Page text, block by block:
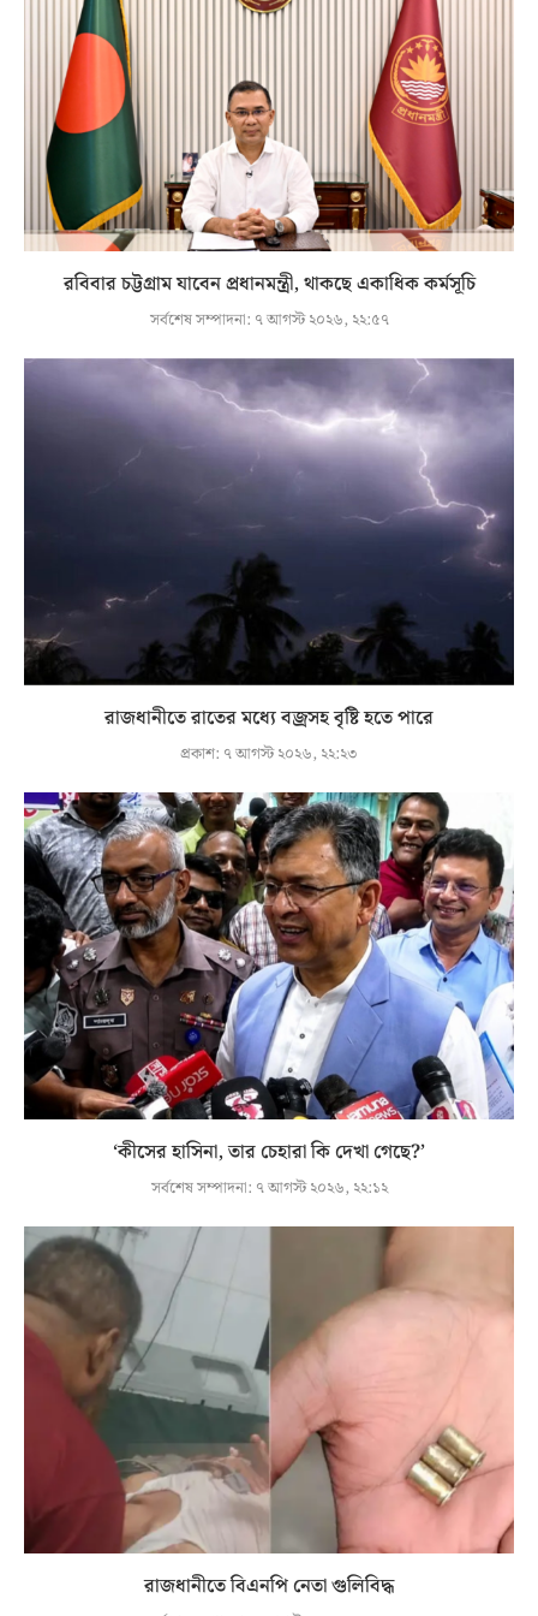
রবিবার চট্টগ্রাম যাবেন প্রধানমন্ত্রী, থাকছে একাধিক কর্মসূচি
সর্বশেষ সম্পাদনা: ৭ আগস্ট ২০২৬, ২২:৫৭
রাজধানীতে রাতের মধ্যে বজ্রসহ বৃষ্টি হতে পারে
প্রকাশ: ৭ আগস্ট ২০২৬, ২২:২৩
‘কীসের হাসিনা, তার চেহারা কি দেখা গেছে?’
সর্বশেষ সম্পাদনা: ৭ আগস্ট ২০২৬, ২২:১২
রাজধানীতে বিএনপি নেতা গুলিবিদ্ধ